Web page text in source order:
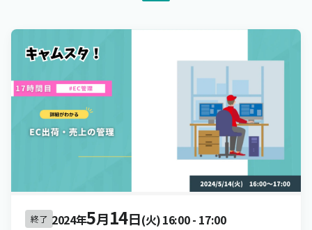
終了 2024年5月14日(火)16:00- 17:00